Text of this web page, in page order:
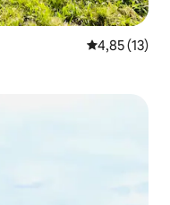
4,85 de uma
4,85 (13)